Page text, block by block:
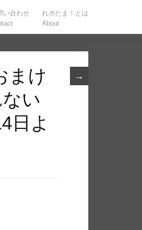
い合わせ
れポたま！とは
About
→
まけ
い
日よ